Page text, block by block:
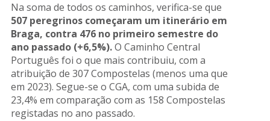
Na soma de todos os caminhos, verifica-se que
507 peregrinos começaram um itinerário em
Braga, contra 476 no primeiro semestre do
ano passado (+6,5%).O Caminho Central
Português foi o que mais contribuiu, com a
atribuição de 307 Compostelas (menos uma que
em 2023). Segue-se o CGA, com uma subida de
23,4% em comparação com as 158 Compostelas
registadas no ano passado.